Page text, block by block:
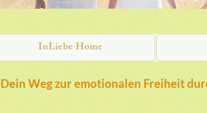
InLiebe Home
Dein Weg zur emotionalen Freiheit